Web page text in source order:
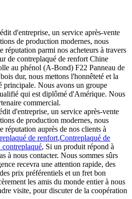
d'entreprise, un service après-vente
de production modernes, nous
réputation parmi nos acheteurs à travers
de contreplaqué de renfort Chine
au phénol (A-Bond) F22 Panneau de
dur, nous mettons l'honnêteté et la
principale. Nous avons un groupe
qui est diplômé d'Amérique. Nous
commercial.
d'entreprise, un service après-vente
de production modernes, nous
réputation auprès de nos clients à
de renfort,Contreplaqué de
contreplaqué, Si un produit répond à
à nous contacter. Nous sommes sûrs
recevra une attention rapide, des
prix préférentiels et un fret bon
les amis du monde entier à nous
visite, pour discuter de la coopération